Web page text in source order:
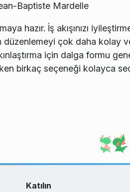
Baptiste Mardelle
hazır. İş akışınızı
düzenlemeyi çok daha kolay
için dalga formu
birkaç seçeneği kolayca
Katılın